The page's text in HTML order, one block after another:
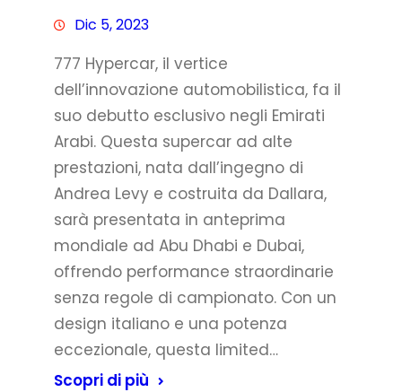
Dic 5, 2023
777 Hypercar, il vertice
dell’innovazione automobilistica, fa il
suo debutto esclusivo negli Emirati
Arabi. Questa supercar ad alte
prestazioni, nata dall’ingegno di
Andrea Levy e costruita da Dallara,
sarà presentata in anteprima
mondiale ad Abu Dhabi e Dubai,
offrendo performance straordinarie
senza regole di campionato. Con un
design italiano e una potenza
eccezionale, questa limited…
Scopri di più